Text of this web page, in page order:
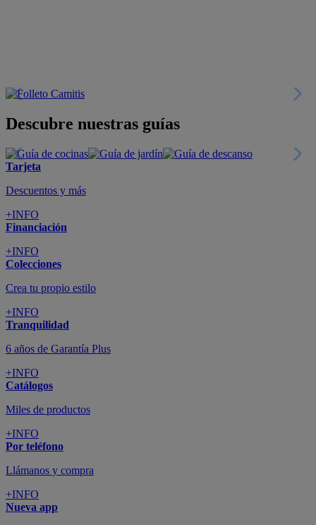
Descubre nuestras guías
Tarjeta
Descuentos y más
+INFO
Financiación
+INFO
Colecciones
Crea tu propio estilo
+INFO
Tranquilidad
6 años de Garantía Plus
+INFO
Catálogos
Miles de productos
+INFO
Por teléfono
Llámanos y compra
+INFO
Nueva app